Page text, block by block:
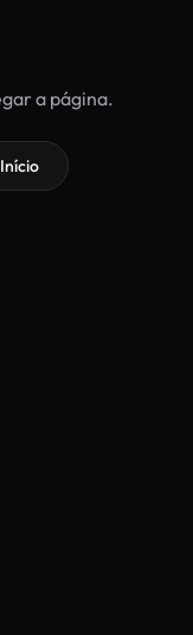
a página.